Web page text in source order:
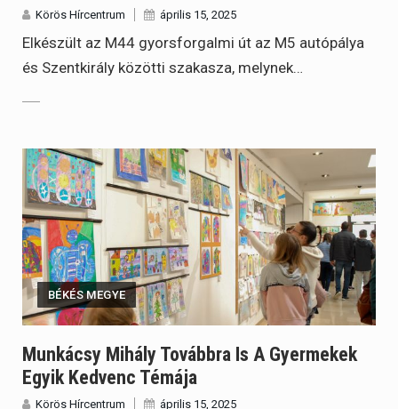
Körös Hírcentrum április 15, 2025
Elkészült az M44 gyorsforgalmi út az M5 autópálya
és Szentkirály közötti szakasza, melynek…
BÉKÉS MEGYE
Munkácsy Mihály Továbbra Is A Gyermekek
Egyik Kedvenc Témája
Körös Hírcentrum április 15, 2025